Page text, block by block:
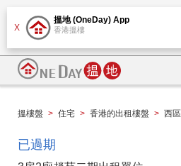
X
搵地 (OneDay) App
香港搵樓
搵樓盤 > 住宅 > 香港的出租樓盤 > 西區
已過期